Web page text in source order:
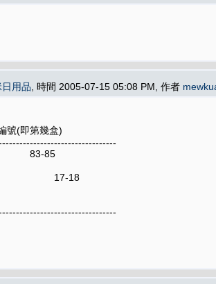
用品 , 時間 2005-07-15 05:08 PM, 作者
第幾盒)
83-85
18